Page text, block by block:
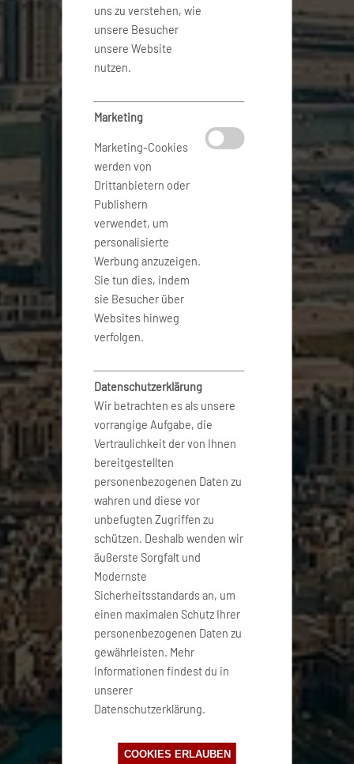
uns zu verstehen, wie
unsere Besucher
unsere Website
nutzen.
Marketing
Marketing-Cookies
werden von
Drittanbietern oder
Publishern
verwendet, um
personalisierte
Werbung anzuzeigen.
Sie tun dies, indem
sie Besucher über
Websites hinweg
verfolgen.
Datenschutzerklärung
Wir betrachten es als unsere
vorrangige Aufgabe, die
Vertraulichkeit der von Ihnen
bereitgestellten
personenbezogenen Daten zu
wahren und diese vor
unbefugten Zugriffen zu
schützen. Deshalb wenden wir
äußerste Sorgfalt und
Modernste
Sicherheitsstandards an, um
einen maximalen Schutz Ihrer
personenbezogenen Daten zu
gewährleisten. Mehr
Informationen findest du in
unserer
Datenschutzerklärung.
COOKIES ERLAUBEN